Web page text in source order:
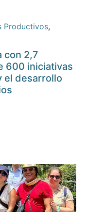
Productivos,
con 2,7
600 iniciativas
el desarrollo